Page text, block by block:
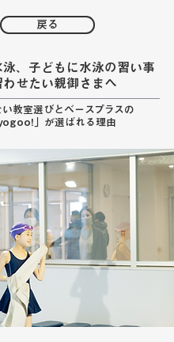
戻る
泳、子どもに水泳の習い事
わせたい親御さまへ
い教室選びとベースプラスの
」が選ばれる理由